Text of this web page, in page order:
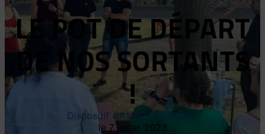
LE POT DE DÉPART
DE NOS SORTANTS
!
Dispositif CAMSP Beethoven
7 juillet 2023